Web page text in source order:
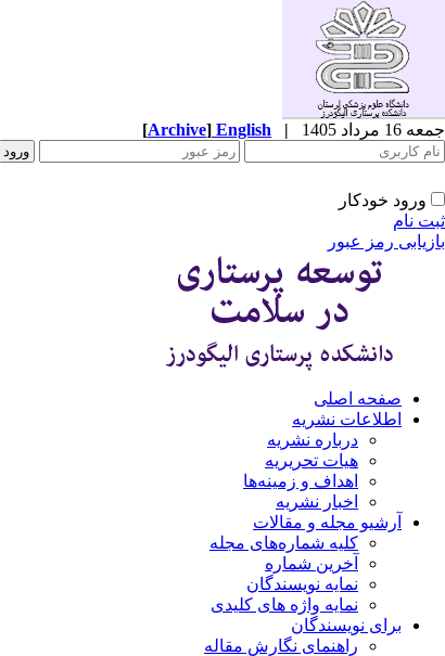
جمعه 16 مرداد 1405 |
English
[Archive]
ورود خودکار
ثبت نام
بازیابی رمز عبور
صفحه اصلی
اطلاعات نشریه
درباره نشریه
هیات تحریریه
اهداف و زمینه‌ها
اخبار نشریه
آرشیو مجله و مقالات
کلیه شماره‌های مجله
آخرین شماره
نمایه نویسندگان
نمایه واژه های کلیدی
برای نویسندگان
راهنمای نگارش مقاله